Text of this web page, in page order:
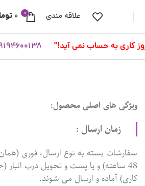
علاقه مندی 0
0
ویژگی های اصلی محصول:
زمان ارسال :
سفارشات بسته به نوع ارسال، فوری
کاری) آماده و ارسال می شوند.